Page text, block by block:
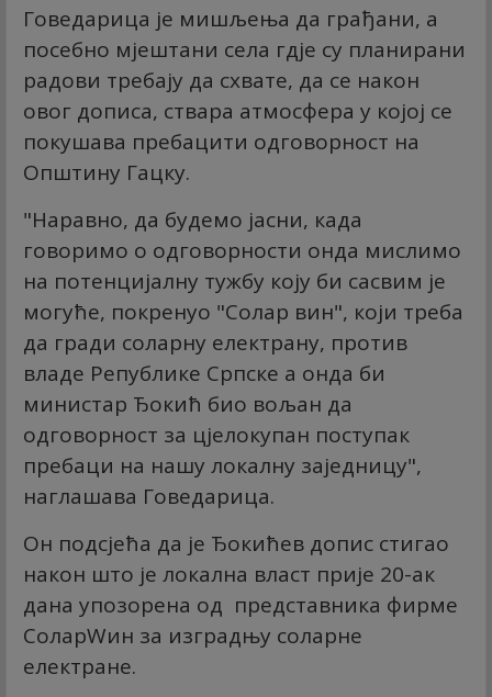
Говедарица је мишљења да грађани, а
посебно мјештани села гдје су планирани
радови требају да схвате, да се након
овог дописа, ствара атмосфера у којој се
покушава пребацити одговорност на
Општину Гацку.
"Наравно, да будемо јасни, када
говоримо о одговорности онда мислимо
на потенцијалну тужбу коју би сасвим је
могуће, покренуо "Солар вин", који треба
да гради соларну електрану, против
владе Републике Српске а онда би
министар Ђокић био вољан да
одговорност за цјелокупан поступак
пребаци на нашу локалну заједницу",
наглашава Говедарица.
Он подсјећа да је Ђокићев допис стигао
након што је локална власт прије 20-ак
дана упозорена од представника фирме
СоларWин за изградњу соларне
електране.